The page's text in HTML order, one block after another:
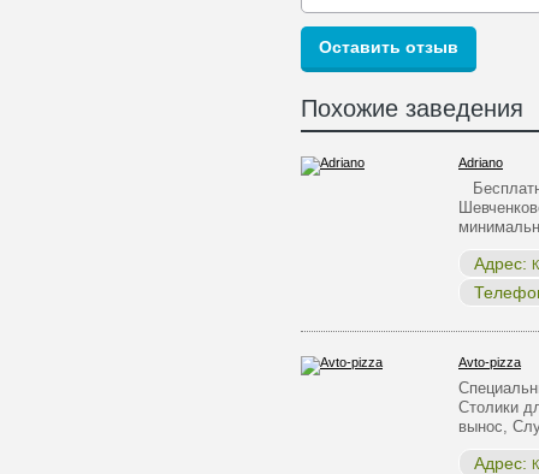
Похожие заведения
Adriano
Адрес:
Avto-pizza
Столики
вынос,
Адрес: